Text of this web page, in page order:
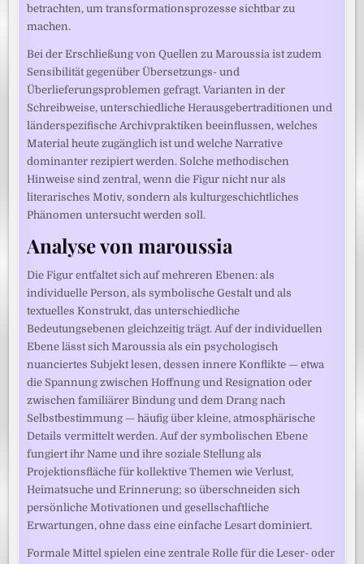
betrachten, um transformationsprozesse sichtbar zu
machen.
Bei der Erschließung von Quellen zu Maroussia ist zudem
Sensibilität gegenüber Übersetzungs- und
Überlieferungsproblemen gefragt. Varianten in der
Schreibweise, unterschiedliche Herausgebertraditionen und
länderspezifische Archivpraktiken beeinflussen, welches
Material heute zugänglich ist und welche Narrative
dominanter rezipiert werden. Solche methodischen
Hinweise sind zentral, wenn die Figur nicht nur als
literarisches Motiv, sondern als kulturgeschichtliches
Phänomen untersucht werden soll.
Analyse von maroussia
Die Figur entfaltet sich auf mehreren Ebenen: als
individuelle Person, als symbolische Gestalt und als
textuelles Konstrukt, das unterschiedliche
Bedeutungsebenen gleichzeitig trägt. Auf der individuellen
Ebene lässt sich Maroussia als ein psychologisch
nuanciertes Subjekt lesen, dessen innere Konflikte — etwa
die Spannung zwischen Hoffnung und Resignation oder
zwischen familiärer Bindung und dem Drang nach
Selbstbestimmung — häufig über kleine, atmosphärische
Details vermittelt werden. Auf der symbolischen Ebene
fungiert ihr Name und ihre soziale Stellung als
Projektionsfläche für kollektive Themen wie Verlust,
Heimatsuche und Erinnerung; so überschneiden sich
persönliche Motivationen und gesellschaftliche
Erwartungen, ohne dass eine einfache Lesart dominiert.
Formale Mittel spielen eine zentrale Rolle für die Leser- oder